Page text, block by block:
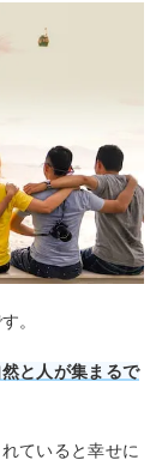
。
と人が集まるで
ていると幸せに